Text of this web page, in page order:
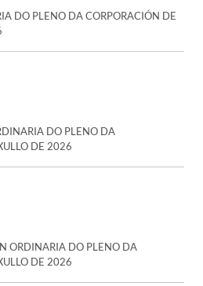
DO PLENO DA CORPORACIÓN DE
DO PLENO DA
DE 2026
ORDINARIA DO PLENO DA
DE 2026